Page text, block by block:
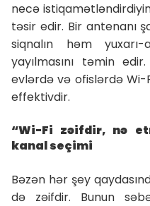
necə
təsir edir. Bir antenanı
siqnalın həm
yayılmasını təmin
evlərdə və ofislərdə Wi-
effektivdir.
“Wi-Fi zəifdir, nə
kanal seçimi
Bəzən hər şey
də zəifdir. Bunun